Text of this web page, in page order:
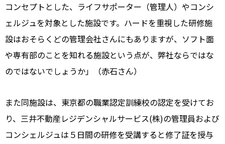
コンセプトとした、ライフサポーター（管理人）やコンシ
ェルジュを対象とした施設です。ハードを重視した研修施
設はおそらくどの管理会社さんにもありますが、ソフト面
や専有部のことを知れる施設という点が、弊社ならではな
のではないでしょうか」（赤石さん）
また同施設は、東京都の職業認定訓練校の認定を受けてお
り、三井不動産レジデンシャルサービス(株)の管理員および
コンシェルジュは５日間の研修を受講すると修了証を授与